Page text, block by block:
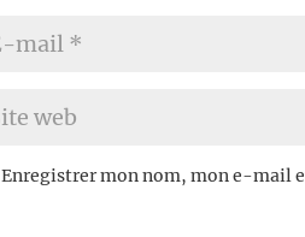
Enregistrer mon nom, mon e-mail